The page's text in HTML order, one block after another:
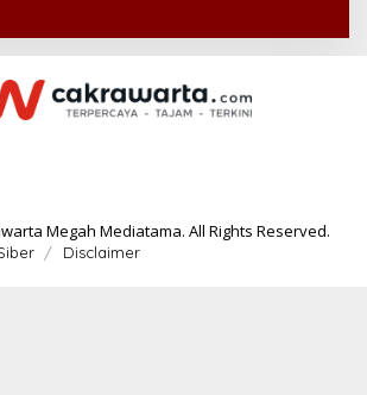
Megah Mediatama. All Rights Reserved.
Disclaimer